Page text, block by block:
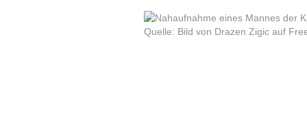
Quelle: Bild von Drazen Zigic auf